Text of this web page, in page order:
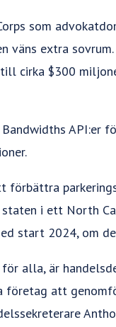
som
väns extra
cirka $300
API:er
förbättra
i ett North
start 2024, om
för alla, är
att